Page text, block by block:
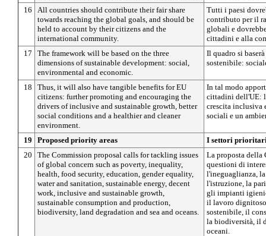
16
All countries should contribute their fair share
towards reaching the global goals, and should be
held to account by their citizens and the
international community.
Tutti i paesi
contributo per il
globali e
cittadini e alla
17
The framework will be based on the three
dimensions of sustainable development: social,
environmental and economic.
Il quadro si
sostenibile:
18
Thus, it will also have tangible benefits for EU
citizens: further promoting and encouraging the
drivers of inclusive and sustainable growth, better
social conditions and a healthier and cleaner
environment.
In tal modo
cittadini dell'UE:
crescita
sociali e un
19 Proposed priority areas
I settori
20
The Commission proposal calls for tackling issues
of global concern such as poverty, inequality,
health, food security, education, gender equality,
water and sanitation, sustainable energy, decent
work, inclusive and sustainable growth,
sustainable consumption and production,
biodiversity, land degradation and sea and oceans.
La proposta della
questioni di
l'ineguaglianza,
l'istruzione, la
gli impianti
il lavoro
sostenibile, il
la biodiversità, il
oceani.